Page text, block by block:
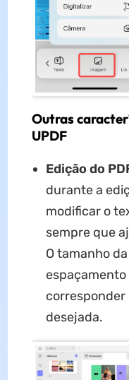
Outras
UPDF
Edição do
durante a
modificar o
sempre que
O tamanho
corresponder
desejada.